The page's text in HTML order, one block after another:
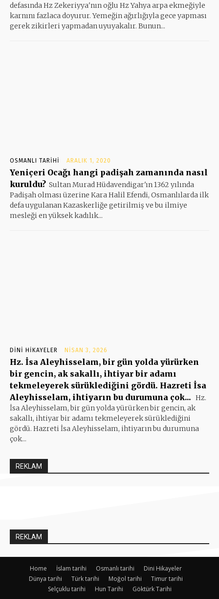
defasında Hz Zekeriyya'nın oğlu Hz Yahya arpa ekmeğiyle
karnını fazlaca doyurur. Yemeğin ağırlığıyla gece yapması
gerek zikirleri yapmadan uyuyakalır. Bunun...
OSMANLI TARIHI ARALIK 1, 2020
Yeniçeri Ocağı hangi padişah zamanında nasıl
kuruldu? Sultan Murad Hüdavendigar'ın 1362 yılında
Padişah olması üzerine Kara Halil Efendi, Osmanlılarda ilk
defa uygulanan Kazaskerliğe getirilmiş ve bu ilmiye
mesleği en yüksek kadılık...
DINI HIKAYELER NISAN 3, 2026
Hz. İsa Aleyhisselam, bir gün yolda yürürken
bir gencin, ak sakallı, ihtiyar bir adamı
tekmeleyerek sürüklediğini gördü. Hazreti İsa
Aleyhisselam, ihtiyarın bu durumuna çok... Hz.
İsa Aleyhisselam, bir gün yolda yürürken bir gencin, ak
sakallı, ihtiyar bir adamı tekmeleyerek sürüklediğini
gördü. Hazreti İsa Aleyhisselam, ihtiyarın bu durumuna
çok...
REKLAM
REKLAM
Home İslam tarihi Osmanlı tarihi
Dini Hikayeler
Dünya tarihi
Türk tarihi Moğol tarihi
Timur tarihi
Selçuklu tarihi
Hun Tarihi Göktürk Tarihi